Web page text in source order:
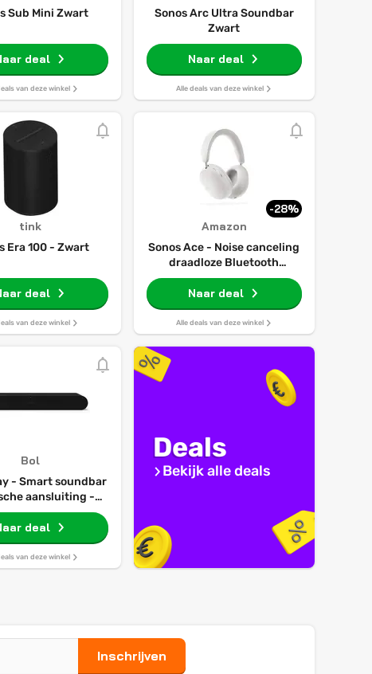
Sub Mini Zwart
deal
van deze winkel
Sonos Arc Ultra Soundbar
Zwart
Naar deal
Alle deals van deze winkel
tink
Era 100 - Zwart
deal
van deze winkel
-28%
Amazon
Sonos Ace - Noise canceling
draadloze Bluetooth
koptelefoon - tot 30 uur
batterij - Spatial Audio,
dynamische head tracking -
wit
Naar deal
Alle deals van deze winkel
Bol
- Smart soundbar
aansluiting -
Enhancement -
design - Zwart
deal
van deze winkel
Deals
Bekijk alle deals
Inschrijven